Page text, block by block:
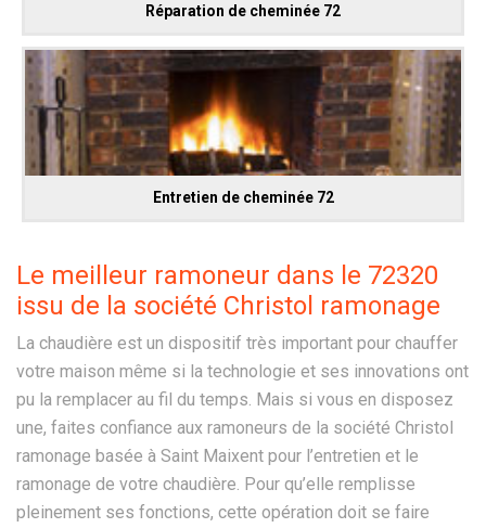
Réparation de cheminée 72
Entretien de cheminée 72
Le meilleur ramoneur dans le 72320
issu de la société Christol ramonage
La chaudière est un dispositif très important pour chauffer
votre maison même si la technologie et ses innovations ont
pu la remplacer au fil du temps. Mais si vous en disposez
une, faites confiance aux ramoneurs de la société Christol
ramonage basée à Saint Maixent pour l’entretien et le
ramonage de votre chaudière. Pour qu’elle remplisse
pleinement ses fonctions, cette opération doit se faire